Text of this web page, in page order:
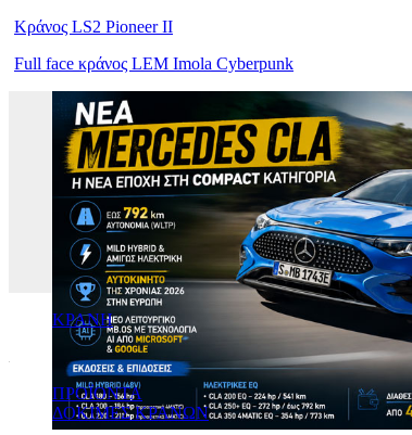
Κράνος LS2 Pioneer II
Full face κράνος LEM Imola Cyberpunk
ΚΡΑΝΗ
ΠΡΟΪΟΝΤΑ
ΔΟΚΙΜΕΣ ΚΡΑΝΩΝ